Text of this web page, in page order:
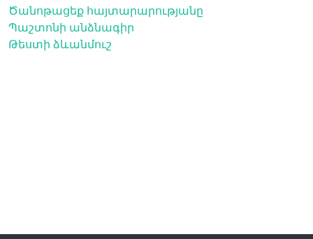
Ծանոթացեք հայտարարությանը
Պաշտոնի անձնագիր
Թեստի ձևանմուշ